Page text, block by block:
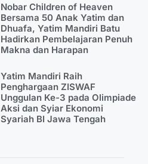
Nobar Children of Heaven
Bersama 50 Anak Yatim dan
Dhuafa, Yatim Mandiri Batu
Hadirkan Pembelajaran Penuh
Makna dan Harapan
Yatim Mandiri Raih
Penghargaan ZISWAF
Unggulan Ke-3 pada Olimpiade
Aksi dan Syiar Ekonomi
Syariah BI Jawa Tengah